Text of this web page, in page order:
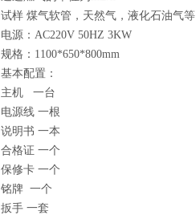
试样 煤气软管，天然气，液化石油气等
电源： AC220V 50HZ 3KW
规格： 1100*650*800mm
基本配置：
主机 一台
电源线 一根
说明书 一本
合格证 一个
保修卡 一个
铭牌 一个
扳手 一套